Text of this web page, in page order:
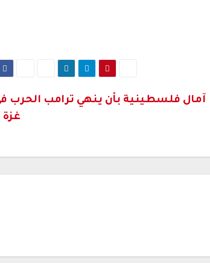
آمال فلسطينية بأن ينهي ترامب الحرب
غزة